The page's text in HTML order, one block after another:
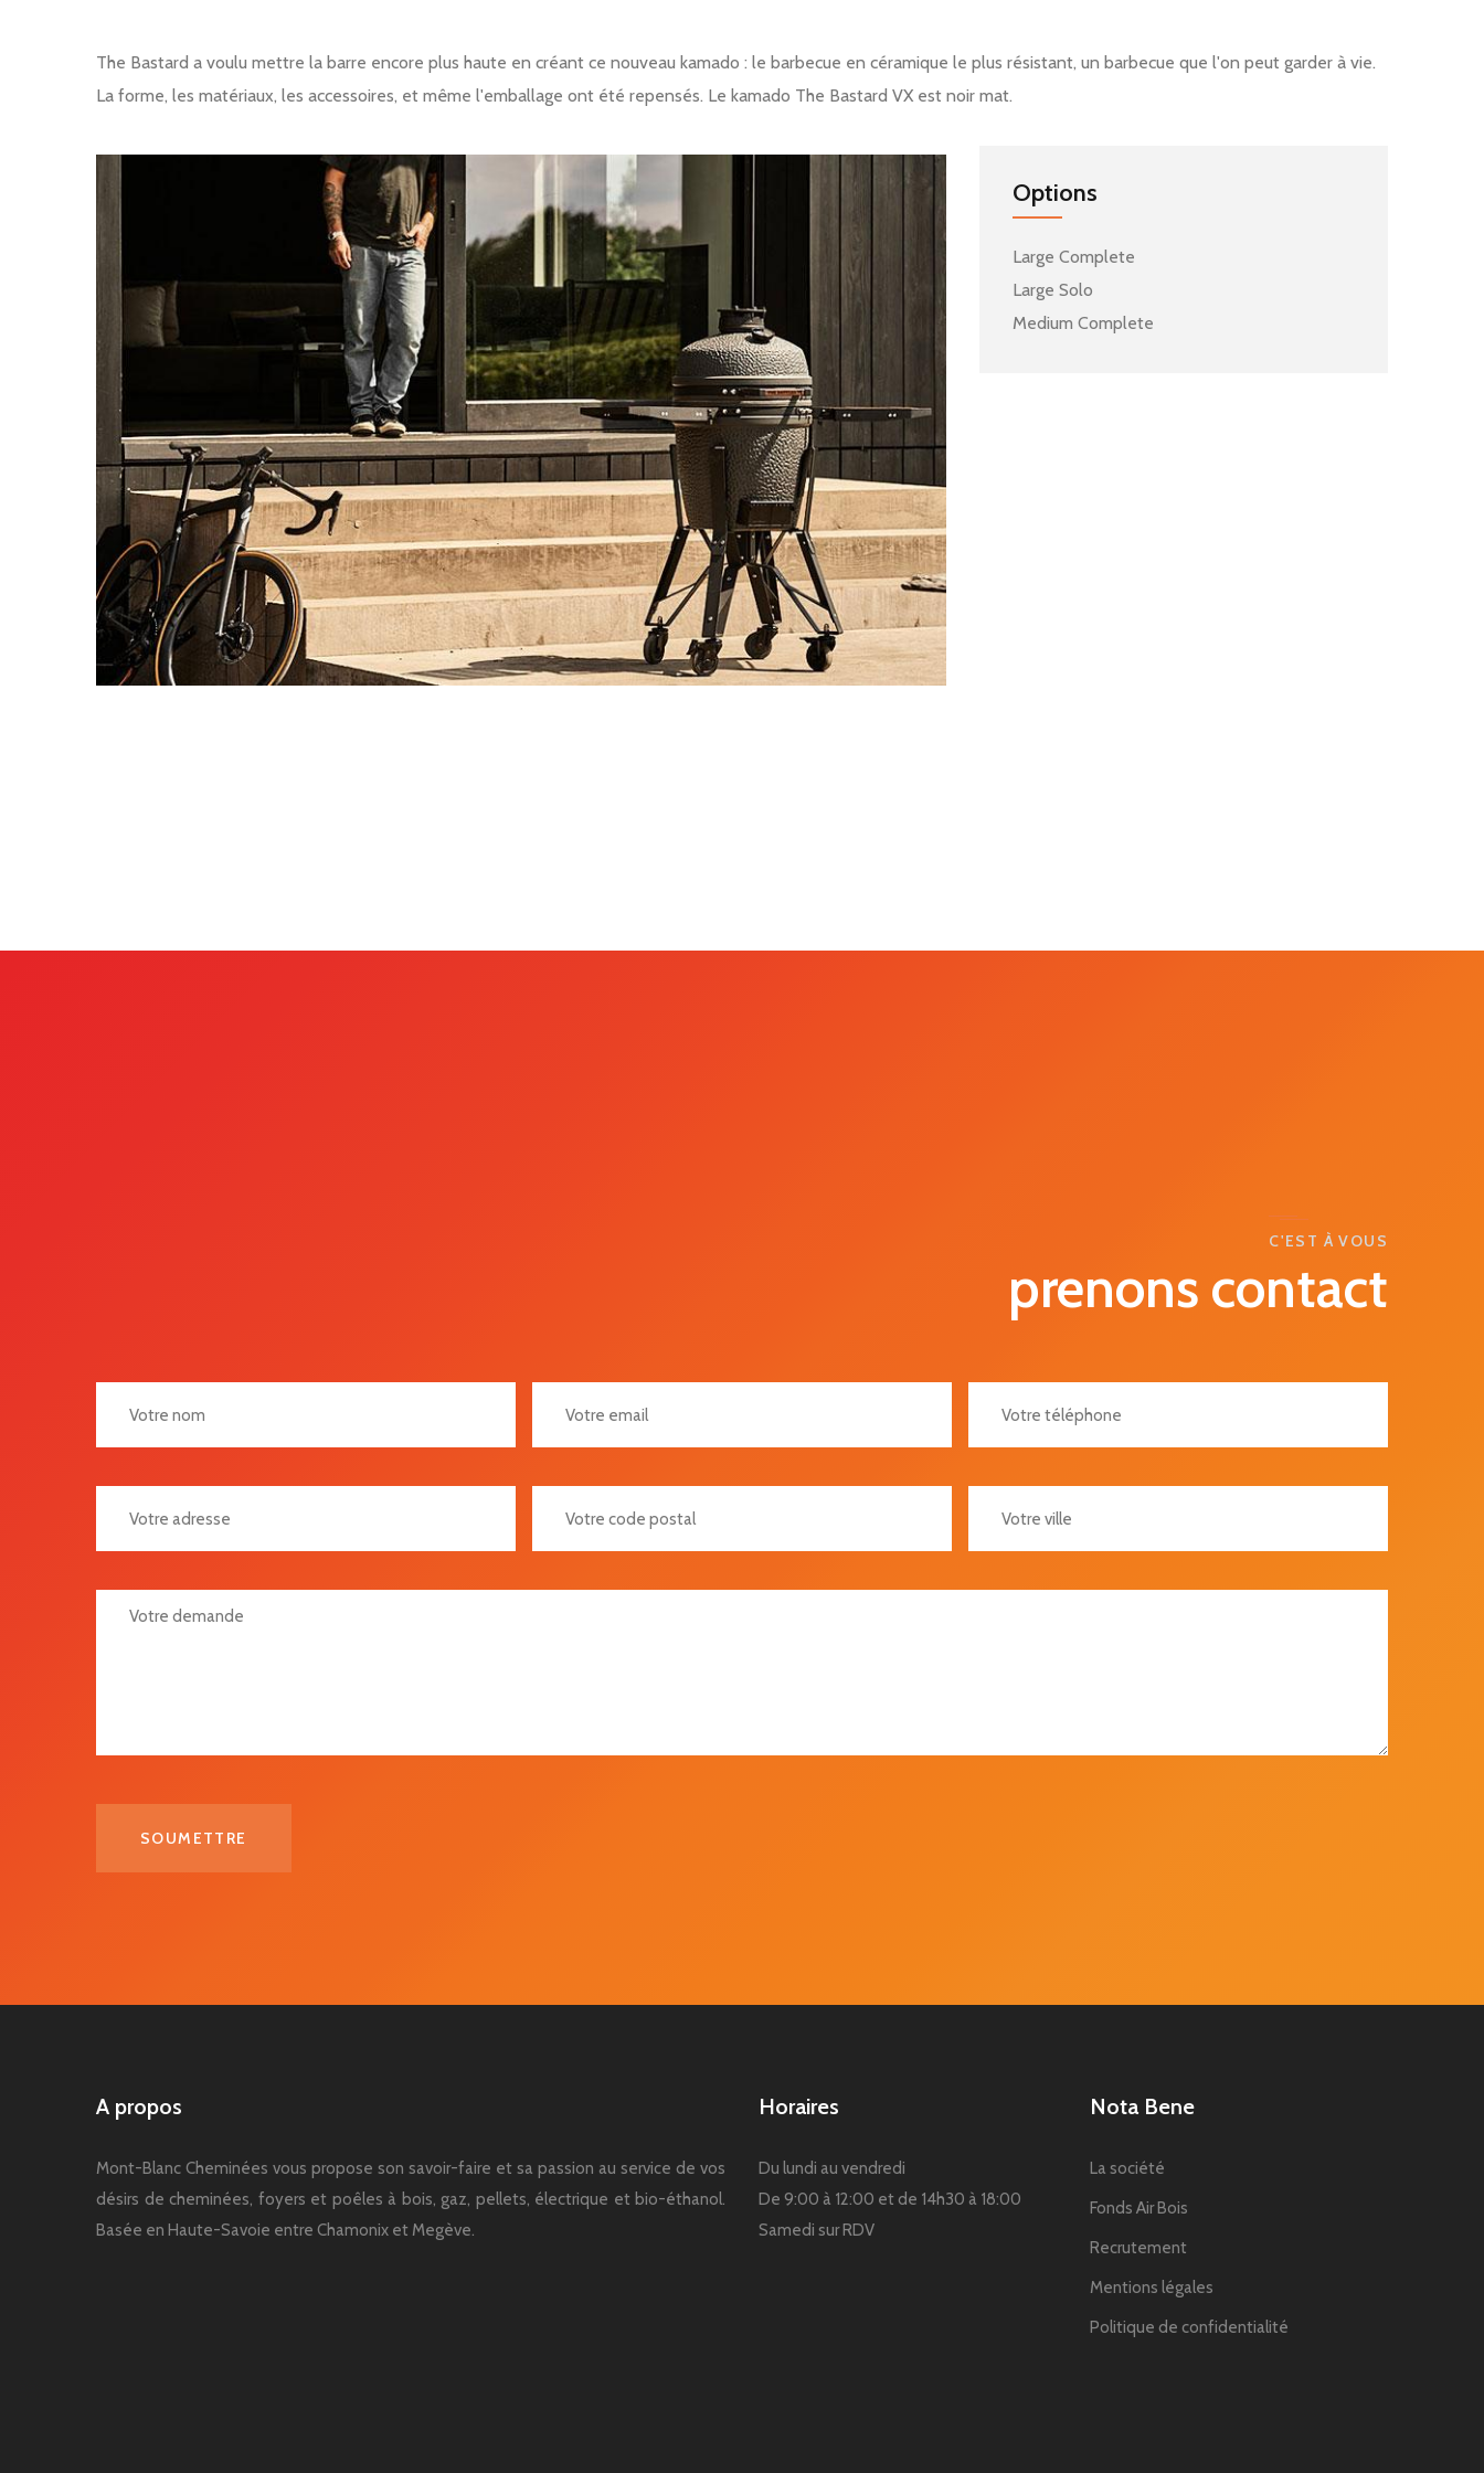
The Bastard a voulu mettre la barre encore plus haute en créant ce nouveau kamado : le barbecue en céramique le plus résistant, un barbecue que l'on peut garder à vie.
La forme, les matériaux, les accessoires, et même l'emballage ont été repensés. Le kamado The Bastard VX est noir mat.
Options
Large Complete
Large Solo
Medium Complete
C'EST À VOUS
prenons contact
Votre Demande
A propos
Mont-Blanc Cheminées vous propose son savoir-faire et sa passion au service de vos
désirs de cheminées, foyers et poêles à bois, gaz, pellets, électrique et bio-éthanol.
Basée en Haute-Savoie entre Chamonix et Megève.
Horaires
Du lundi au vendredi
De 9:00 à 12:00 et de 14h30 à 18:00
Samedi sur RDV
Nota Bene
La société
Fonds Air Bois
Recrutement
Mentions légales
Politique de confidentialité